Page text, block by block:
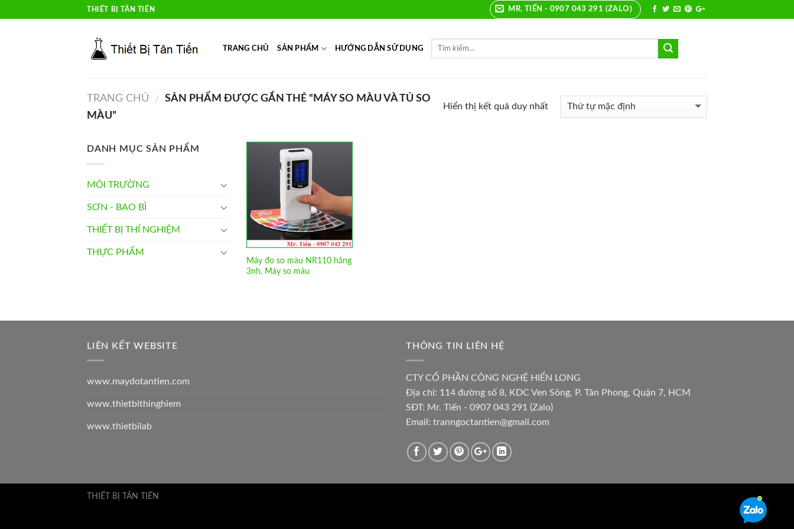
to
THIẾT BỊ TÂN TIẾN MR. TIẾN - 0907 043 291 (ZALO)
TRANG CHỦ SẢN PHẨM HƯỚNG DẪN SỬ DỤNG
TRANG CHỦ / SẢN PHẨM ĐƯỢC GẮN THẺ “MÁY SO MÀU VÀ TỦ SO
MÀU”
Hiển thị kết quả duy nhất
DANH MỤC SẢN PHẨM
MÔI TRƯỜNG
SƠN - BAO BÌ
THIẾT BỊ THÍ NGHIỆM
THỰC PHẨM
Máy đo so màu NR110 hãng
3nh, Máy so màu
LIÊN KẾT WEBSITE
www.maydotantien.com
www.thietbithinghiem
www.thietbilab
THÔNG TIN LIÊN HỆ
CTY CỔ PHẦN CÔNG NGHỆ HIỂN LONG
Địa chỉ: 114 đường số 8, KDC Ven Sông, P. Tân Phong, Quận 7, HCM
SĐT: Mr. Tiến - 0907 043 291 (Zalo)
Email: tranngoctantien@gmail.com
THIẾT BỊ TÂN TIẾN